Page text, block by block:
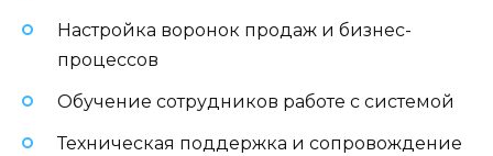
Настройка воронок продаж и бизнес-
процессов
Обучение сотрудников работе с системой
Техническая поддержка и сопровождение